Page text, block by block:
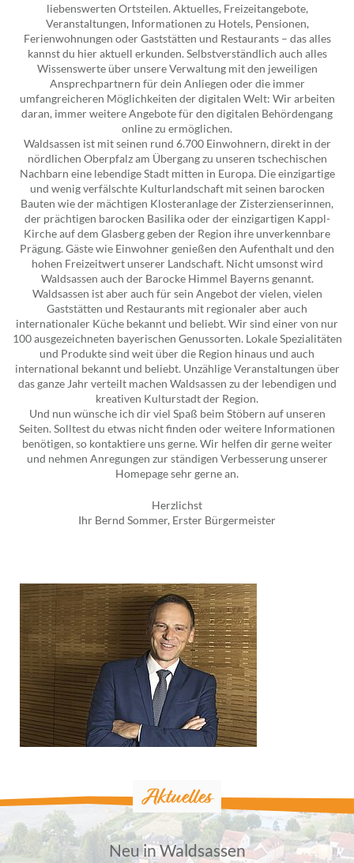
liebenswerten Ortsteilen. Aktuelles, Freizeitangebote,
Veranstaltungen, Informationen zu Hotels, Pensionen,
Ferienwohnungen oder Gaststätten und Restaurants – das alles
kannst du hier aktuell erkunden. Selbstverständlich auch alles
Wissenswerte über unsere Verwaltung mit den jeweiligen
Ansprechpartnern für dein Anliegen oder die immer
umfangreicheren Möglichkeiten der digitalen Welt: Wir arbeiten
daran, immer weitere Angebote für den digitalen Behördengang
online zu ermöglichen.
Waldsassen ist mit seinen rund 6.700 Einwohnern, direkt in der
nördlichen Oberpfalz am Übergang zu unseren tschechischen
Nachbarn eine lebendige Stadt mitten in Europa. Die einzigartige
und wenig verfälschte Kulturlandschaft mit seinen barocken
Bauten wie der mächtigen Klosteranlage der Zisterzienserinnen,
der prächtigen barocken Basilika oder der einzigartigen Kappl-
Kirche auf dem Glasberg geben der Region ihre unverkennbare
Prägung. Gäste wie Einwohner genießen den Aufenthalt und den
hohen Freizeitwert unserer Landschaft. Nicht umsonst wird
Waldsassen auch der Barocke Himmel Bayerns genannt.
Waldsassen ist aber auch für sein Angebot der vielen, vielen
Gaststätten und Restaurants mit regionaler aber auch
internationaler Küche bekannt und beliebt. Wir sind einer von nur
100 ausgezeichneten bayerischen Genussorten. Lokale Spezialitäten
und Produkte sind weit über die Region hinaus und auch
international bekannt und beliebt. Unzählige Veranstaltungen über
das ganze Jahr verteilt machen Waldsassen zu der lebendigen und
kreativen Kulturstadt der Region.
Und nun wünsche ich dir viel Spaß beim Stöbern auf unseren
Seiten. Solltest du etwas nicht finden oder weitere Informationen
benötigen, so kontaktiere uns gerne. Wir helfen dir gerne weiter
und nehmen Anregungen zur ständigen Verbesserung unserer
Homepage sehr gerne an.
Herzlichst
Ihr Bernd Sommer, Erster Bürgermeister
Aktuelles
Neu in Waldsassen